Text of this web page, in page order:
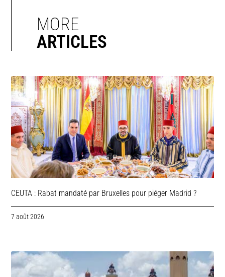
MORE
ARTICLES
CEUTA : Rabat mandaté par Bruxelles pour piéger Madrid ?
7 août 2026